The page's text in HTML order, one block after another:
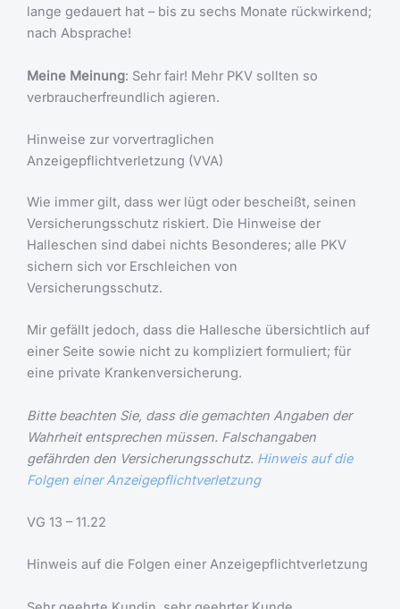
lange gedauert hat – bis zu sechs Monate rückwirkend;
nach Absprache!
Meine Meinung: Sehr fair! Mehr PKV sollten so
verbraucherfreundlich agieren.
Hinweise zur vorvertraglichen
Anzeigepflichtverletzung (VVA)
Wie immer gilt, dass wer lügt oder bescheißt, seinen
Versicherungsschutz riskiert. Die Hinweise der
Halleschen sind dabei nichts Besonderes; alle PKV
sichern sich vor Erschleichen von
Versicherungsschutz.
Mir gefällt jedoch, dass die Hallesche übersichtlich auf
einer Seite sowie nicht zu kompliziert formuliert; für
eine private Krankenversicherung.
Bitte beachten Sie, dass die gemachten Angaben der
Wahrheit entsprechen müssen. Falschangaben
gefährden den Versicherungsschutz. Hinweis auf die
Folgen einer Anzeigepflichtverletzung
VG 13 – 11.22
Hinweis auf die Folgen einer Anzeigepflichtverletzung